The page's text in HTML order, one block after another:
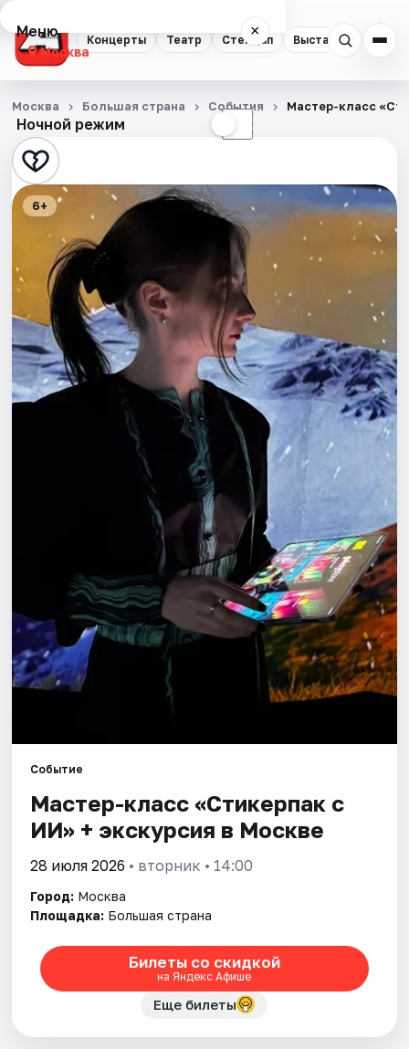
Концерты Театр Стендап Выставки
Меню ×
Москва
Концерты
Театр
Стендап
Квесты
Экскурсии
Спорт
События
Рейтинги
Ночной режим ☾
Москва Большая страна События Мастер-класс
6+
Событие
Мастер-класс «Стикерпак с
ИИ» + экскурсия в Москве
28 июля 2026 • вторник • 14:00
Город: Москва
Площадка: Большая страна
Билеты со скидкой
на Яндекс Афише
Еще билеты